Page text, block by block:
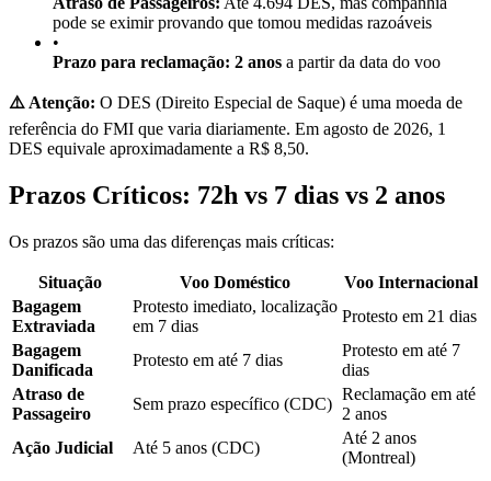
pode se eximir provando que tomou medidas razoáveis
•
Prazo para reclamação: 2 anos a partir da data do voo
⚠️ Atenção: O DES (Direito Especial de Saque) é uma moeda de
referência do FMI que varia diariamente. Em agosto de 2026, 1
DES equivale aproximadamente a R$ 8,50.
Prazos Críticos: 72h vs 7 dias vs 2 anos
Os prazos são uma das diferenças mais críticas:
Situação Voo Doméstico
Voo Internacional
Bagagem
Extraviada
Protesto imediato, localização
em 7 dias
Protesto em 21 dias
Bagagem
Danificada
Protesto em até 7 dias
Protesto em até 7
dias
Atraso de
Passageiro
Sem prazo específico (CDC)
Reclamação em até
2 anos
Ação Judicial
Até 5 anos (CDC)
Até 2 anos
(Montreal)